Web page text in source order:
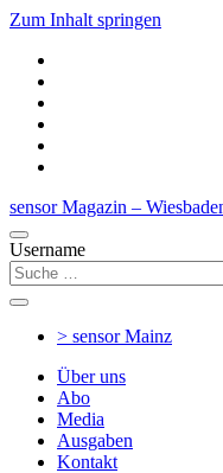
Zum Inhalt springen
sensor Magazin –
Username
> sensorMainz
Über uns
Abo
Media
Ausgaben
Kontakt